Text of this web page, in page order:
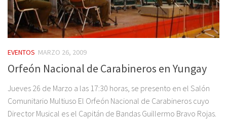
EVENTOS MARZO 26, 2009
Orfeón Nacional de Carabineros en Yungay
Jueves 26 de Marzo a las 17:30 horas, se presento en el Salón
Comunitario Multiuso El Orfeón Nacional de Carabineros cuyo
Director Musical es el Capitán de Bandas Guillermo Bravo Rojas.